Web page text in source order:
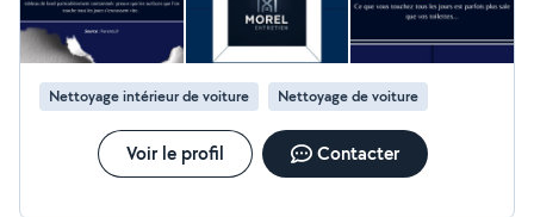
moitié, le reste est pris en charge par l'État, avec
possibilité d'avance immédiate.
Nettoyage intérieur de voiture Nettoyage de voiture
Voir le profil Contacter